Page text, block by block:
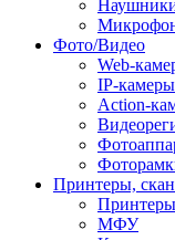
Фото/Видео
Web-
IP-камеры
Action-
Принтеры,
Принтеры
МФУ